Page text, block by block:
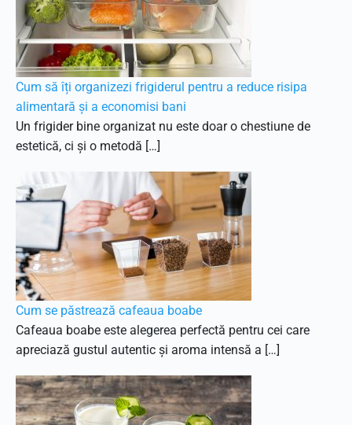
Cum să îți organizezi frigiderul pentru a reduce risipa
alimentară și a economisi bani
Un frigider bine organizat nu este doar o chestiune de
estetică, ci și o metodă […]
Cum se păstrează cafeaua boabe
Cafeaua boabe este alegerea perfectă pentru cei care
apreciază gustul autentic și aroma intensă a […]